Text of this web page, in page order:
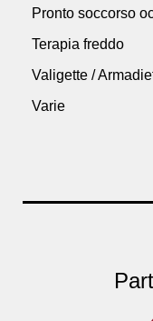
Pronto soccorso
Terapia freddo
Valigette /
Varie